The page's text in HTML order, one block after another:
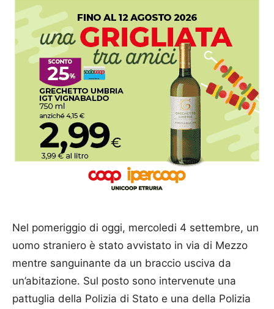
Nel pomeriggio di oggi, mercoledi 4 settembre, un
uomo straniero è stato avvistato in via di Mezzo
mentre sanguinante da un braccio usciva da
un’abitazione. Sul posto sono intervenute una
pattuglia della Polizia di Stato e una della Polizia